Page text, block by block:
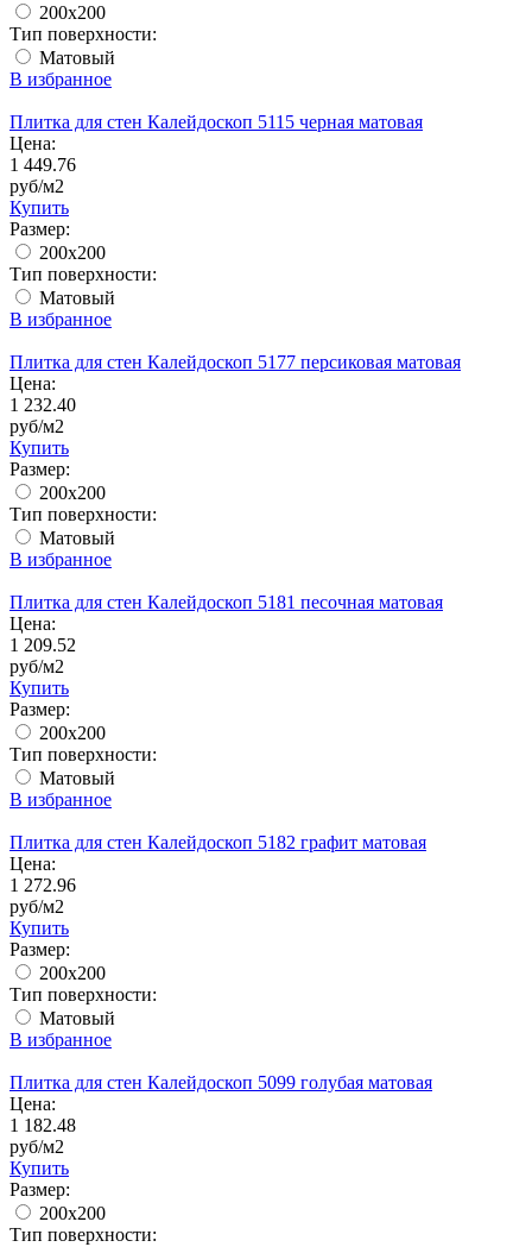
200x200
Тип поверхности:
Матовый
В избранное
Плитка для стен Калейдоскоп 5115 черная матовая
Цена:
1 449.76
руб/м2
Купить
Размер:
200x200
Тип поверхности:
Матовый
В избранное
Плитка для стен Калейдоскоп 5177 персиковая матовая
Цена:
1 232.40
руб/м2
Купить
Размер:
200x200
Тип поверхности:
Матовый
В избранное
Плитка для стен Калейдоскоп 5181 песочная матовая
Цена:
1 209.52
руб/м2
Купить
Размер:
200x200
Тип поверхности:
Матовый
В избранное
Плитка для стен Калейдоскоп 5182 графит матовая
Цена:
1 272.96
руб/м2
Купить
Размер:
200x200
Тип поверхности:
Матовый
В избранное
Плитка для стен Калейдоскоп 5099 голубая матовая
Цена:
1 182.48
руб/м2
Купить
Размер:
200x200
Тип поверхности: